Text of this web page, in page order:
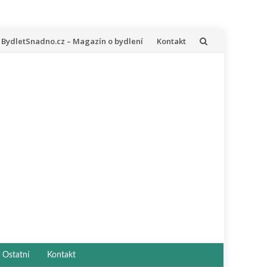
Přeskočit
BydletSnadno.cz – Magazín o bydlení Kontakt
Ostatní Kontakt